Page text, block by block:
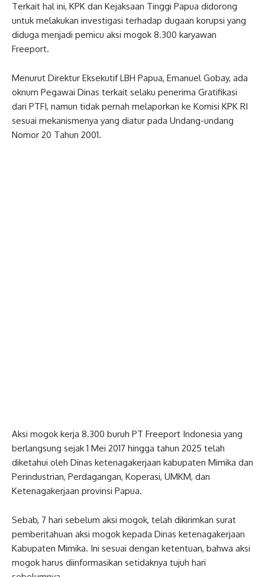
Terkait hal ini, KPK dan Kejaksaan Tinggi Papua didorong
untuk melakukan investigasi terhadap dugaan korupsi yang
diduga menjadi pemicu aksi mogok 8.300 karyawan
Freeport.
Menurut Direktur Eksekutif LBH Papua, Emanuel Gobay, ada
oknum Pegawai Dinas terkait selaku penerima Gratifikasi
dari PTFI, namun tidak pernah melaporkan ke Komisi KPK RI
sesuai mekanismenya yang diatur pada Undang-undang
Nomor 20 Tahun 2001.
Aksi mogok kerja 8.300 buruh PT Freeport Indonesia yang
berlangsung sejak 1 Mei 2017 hingga tahun 2025 telah
diketahui oleh Dinas ketenagakerjaan kabupaten Mimika dan
Perindustrian, Perdagangan, Koperasi, UMKM, dan
Ketenagakerjaan provinsi Papua.
Sebab, 7 hari sebelum aksi mogok, telah dikirimkan surat
pemberitahuan aksi mogok kepada Dinas ketenagakerjaan
Kabupaten Mimika. Ini sesuai dengan ketentuan, bahwa aksi
mogok harus diinformasikan setidaknya tujuh hari